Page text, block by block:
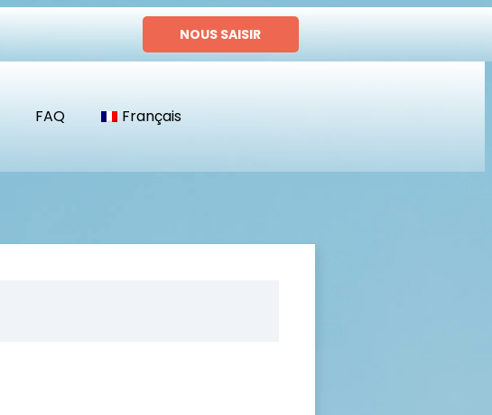
NOUS SAISIR
FAQ Français